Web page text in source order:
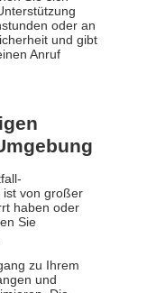
oder an
und gibt
Anruf
ist von großer
haben oder
Sie
zu Ihrem
und